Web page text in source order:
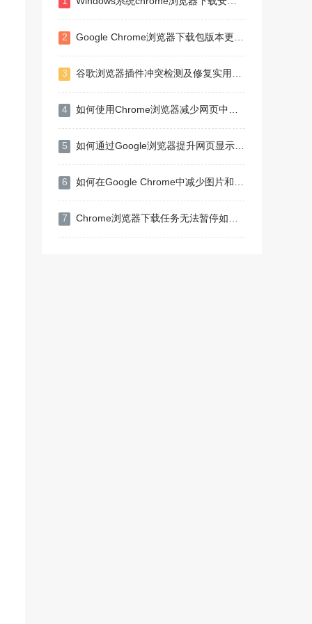
2 Google Chrome浏览器下载包版本更新与权限管理
3 谷歌浏览器插件冲突检测及修复实用操作指南
4 如何使用Chrome浏览器减少网页中的请求重定向
5 如何通过Google浏览器提升网页显示流畅度
6 如何在Google Chrome中减少图片和视频的加载延迟
7 Chrome浏览器下载任务无法暂停如何手动终止